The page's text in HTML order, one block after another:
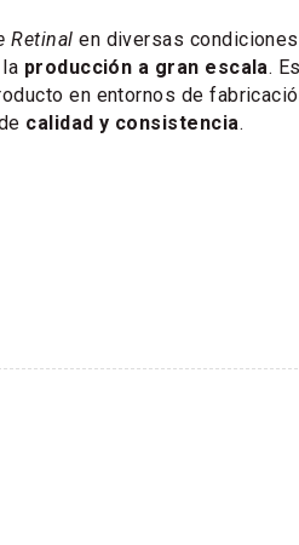
Retinal en diversas
producción a gran escala.
en entornos de
calidad y consistencia.